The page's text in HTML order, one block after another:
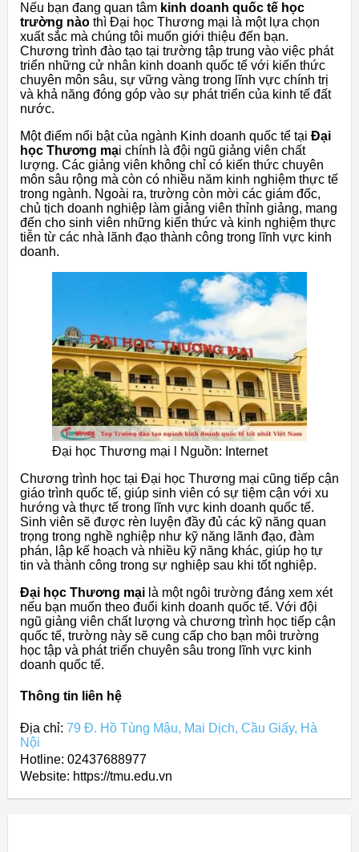
Nếu bạn đang quan tâm kinh doanh quốc tế học
trường nào thì Đại học Thương mại là một lựa chọn
xuất sắc mà chúng tôi muốn giới thiệu đến bạn.
Chương trình đào tạo tại trường tập trung vào việc phát
triển những cử nhân kinh doanh quốc tế với kiến thức
chuyên môn sâu, sự vững vàng trong lĩnh vực chính trị
và khả năng đóng góp vào sự phát triển của kinh tế đất
nước.
Một điểm nổi bật của ngành Kinh doanh quốc tế tại Đại
học Thương mại chính là đội ngũ giảng viên chất
lượng. Các giảng viên không chỉ có kiến thức chuyên
môn sâu rộng mà còn có nhiều năm kinh nghiệm thực tế
trong ngành. Ngoài ra, trường còn mời các giám đốc,
chủ tịch doanh nghiệp làm giảng viên thỉnh giảng, mang
đến cho sinh viên những kiến thức và kinh nghiệm thực
tiễn từ các nhà lãnh đạo thành công trong lĩnh vực kinh
doanh.
Đại học Thương mại l Nguồn: Internet
Chương trình học tại Đại học Thương mại cũng tiếp cận
giáo trình quốc tế, giúp sinh viên có sự tiệm cận với xu
hướng và thực tế trong lĩnh vực kinh doanh quốc tế.
Sinh viên sẽ được rèn luyện đầy đủ các kỹ năng quan
trọng trong nghề nghiệp như kỹ năng lãnh đạo, đàm
phán, lập kế hoạch và nhiều kỹ năng khác, giúp họ tự
tin và thành công trong sự nghiệp sau khi tốt nghiệp.
Đại học Thương mại là một ngôi trường đáng xem xét
nếu bạn muốn theo đuổi kinh doanh quốc tế. Với đội
ngũ giảng viên chất lượng và chương trình học tiếp cận
quốc tế, trường này sẽ cung cấp cho bạn môi trường
học tập và phát triển chuyên sâu trong lĩnh vực kinh
doanh quốc tế.
Thông tin liên hệ
Địa chỉ: 79 Đ. Hồ Tùng Mậu, Mai Dịch, Cầu Giấy, Hà
Nội
Hotline: 02437688977
Website: https://tmu.edu.vn